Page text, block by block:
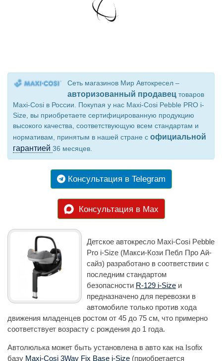
Сеть магазинов Мир Автокресел –
авторизованный продавец товаров
Maxi-Cosi в России. Покупая у нас Maxi-Cosi Pebble PRO i-
Size, вы приобретаете сертифицированную продукцию
высокого качества, соответствующую всем стандартам и
нормативам, принятым в нашей стране с официальной
гарантией 36 месяцев.
Консультация в Telegram
Консультация в Max
Детское автокресло Maxi-Cosi Pebble
Pro i-Size (Макси-Кози Пебл Про Ай-
сайз) разработано в соответствии с
последним стандартом
безопасности R-129 i-Size и
предназначено для перевозки в
автомобиле только против хода
движения младенцев ростом от 45 до 75 см, что примерно
соответствует возрасту с рождения до 1 года.
Автолюлька может быть установлена в авто как на Isofix
базу Maxi-Cosi 3Way Fix Base i-Size (приобретается